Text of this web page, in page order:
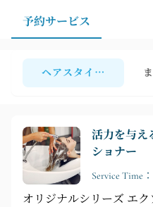
明確にしておくことで、
できます。
予約サービス
ヘアスタイリング
活力を与え
ショナー
Service Time
オリジナルシリーズ エ